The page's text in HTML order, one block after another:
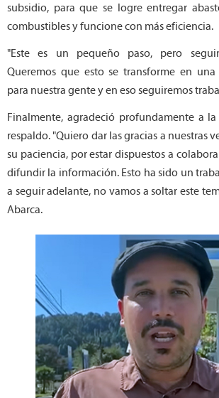
subsidio, para que se logre entregar
combustibles y funcione con más eficiencia.
"Este es un pequeño paso, pero
Queremos que esto se transforme en
para nuestra gente y en eso seguiremos
Finalmente, agradeció profundamente a
respaldo. "Quiero dar las gracias a nuestras
su paciencia, por estar dispuestos a
difundir la información. Esto ha sido un
a seguir adelante, no vamos a soltar este
Abarca.